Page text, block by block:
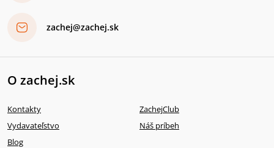
zachej@zachej.sk
O zachej.sk
Kontakty
ZachejClub
Vydavateľstvo
Náš príbeh
Blog